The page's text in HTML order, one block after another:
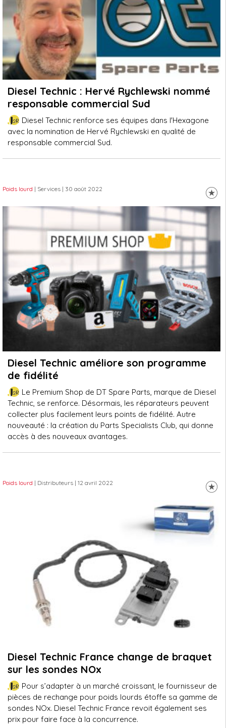
Diesel Technic : Hervé Rychlewski nommé
responsable commercial Sud
Diesel Technic renforce ses équipes dans l'Hexagone
avec la nomination de Hervé Rychlewski en qualité de
responsable commercial Sud.
Poids lourd | Services | 30 août 2022
Diesel Technic améliore son programme
de fidélité
Le Premium Shop de DT Spare Parts, marque de Diesel
Technic, se renforce. Désormais, les réparateurs peuvent
collecter plus facilement leurs points de fidélité. Autre
nouveauté : la création du Parts Specialists Club, qui donne
accès à des nouveaux avantages.
Poids lourd | Distributeurs | 12 avril 2022
Diesel Technic France change de braquet
sur les sondes NOx
Pour s’adapter à un marché croissant, le fournisseur de
pièces de rechange pour poids lourds étoffe sa gamme de
sondes NOx. Diesel Technic France revoit également ses
prix pour faire face à la concurrence.